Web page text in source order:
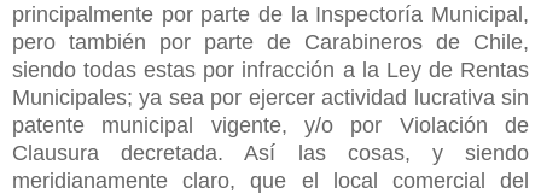
principalmente por parte de la Inspectoría Municipal,
pero también por parte de Carabineros de Chile,
siendo todas estas por infracción a la Ley de Rentas
Municipales; ya sea por ejercer actividad lucrativa sin
patente municipal vigente, y/o por Violación de
Clausura decretada. Así las cosas, y siendo
meridianamente claro, que el local comercial del